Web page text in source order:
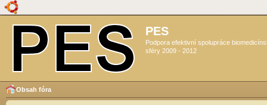
PES
Podpora efektivní spolupráce
sféry 2009 - 2012
Obsah fóra